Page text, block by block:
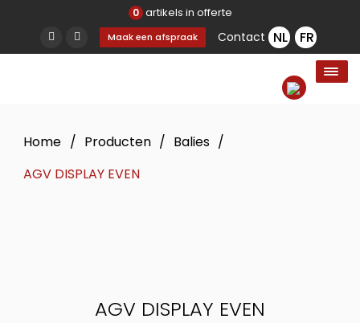
0 artikels in offerte
Maak een afspraak Contact
Home / Producten / Balies /
AGV DISPLAY EVEN
AGV DISPLAY EVEN